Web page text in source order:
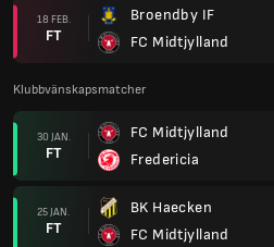
18 FEB.
FT
Broendby IF
FC Midtjylland
Klubbvänskapsmatcher
30 JAN.
FT
FC Midtjylland
Fredericia
25 JAN.
FT
BK Haecken
FC Midtjylland